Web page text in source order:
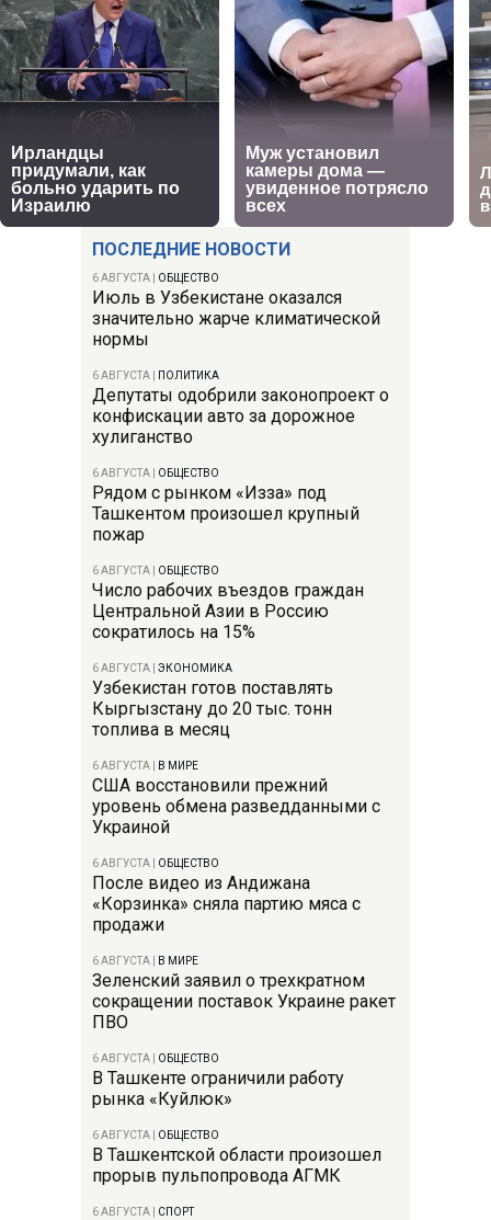
ПОСЛЕДНИЕ НОВОСТИ
6 АВГУСТА ОБЩЕСТВО
Июль в Узбекистане оказался
значительно жарче климатической
нормы
6 АВГУСТА ПОЛИТИКА
Депутаты одобрили законопроект о
конфискации авто за дорожное
хулиганство
6 АВГУСТА ОБЩЕСТВО
Рядом с рынком «Изза» под
Ташкентом произошел крупный
пожар
6 АВГУСТА ОБЩЕСТВО
Число рабочих въездов граждан
Центральной Азии в Россию
сократилось на 15%
6 АВГУСТА ЭКОНОМИКА
Узбекистан готов поставлять
Кыргызстану до 20 тыс. тонн
топлива в месяц
6 АВГУСТА В МИРЕ
США восстановили прежний
уровень обмена разведданными с
Украиной
6 АВГУСТА ОБЩЕСТВО
После видео из Андижана
«Корзинка» сняла партию мяса с
продажи
6 АВГУСТА В МИРЕ
Зеленский заявил о трехкратном
сокращении поставок Украине ракет
ПВО
6 АВГУСТА ОБЩЕСТВО
В Ташкенте ограничили работу
рынка «Куйлюк»
6 АВГУСТА ОБЩЕСТВО
В Ташкентской области произошел
прорыв пульпопровода АГМК
6 АВГУСТА СПОРТ